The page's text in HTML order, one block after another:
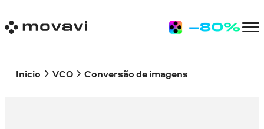
Inicio VCO Conversão de imagens